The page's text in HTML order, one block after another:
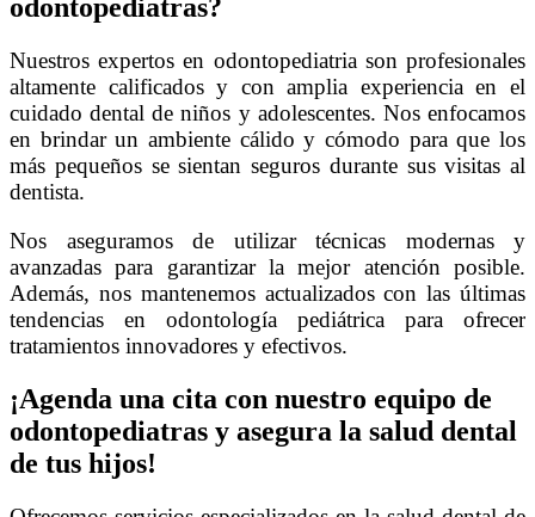
odontopediatras?
Nuestros expertos en odontopediatria son profesionales
altamente calificados y con amplia experiencia en el
cuidado dental de niños y adolescentes. Nos enfocamos
en brindar un ambiente cálido y cómodo para que los
más pequeños se sientan seguros durante sus visitas al
dentista.
Nos aseguramos de utilizar técnicas modernas y
avanzadas para garantizar la mejor atención posible.
Además, nos mantenemos actualizados con las últimas
tendencias en odontología pediátrica para ofrecer
tratamientos innovadores y efectivos.
¡Agenda una cita con nuestro equipo de
odontopediatras y asegura la salud dental
de tus hijos!